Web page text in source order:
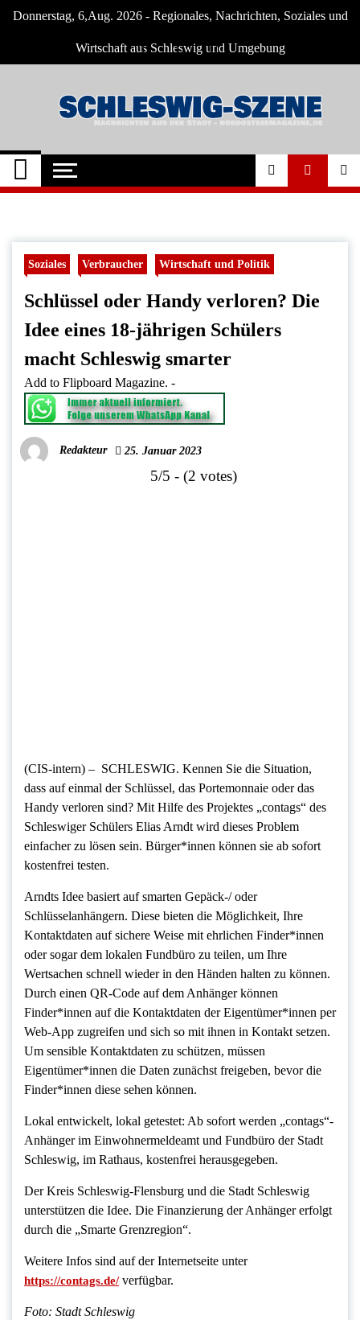
Skip
Donnerstag, 6,Aug. 2026 - Regionales, Nachrichten, Soziales und
Wirtschaft aus Schleswig und Umgebung
Schleswig Szene
Neuigkeiten und Nachrichten aus Schleswig
und Umgebung
Soziales Verbraucher Wirtschaft und Politik
Schlüssel oder Handy verloren? Die
Idee eines 18-jährigen Schülers
macht Schleswig smarter
Add to Flipboard Magazine. -
Redakteur 25. Januar 2023
5/5 - (2 votes)
(CIS-intern) – SCHLESWIG. Kennen Sie die Situation,
dass auf einmal der Schlüssel, das Portemonnaie oder das
Handy verloren sind? Mit Hilfe des Projektes „contags“ des
Schleswiger Schülers Elias Arndt wird dieses Problem
einfacher zu lösen sein. Bürger*innen können sie ab sofort
kostenfrei testen.
Arndts Idee basiert auf smarten Gepäck-/ oder
Schlüsselanhängern. Diese bieten die Möglichkeit, Ihre
Kontaktdaten auf sichere Weise mit ehrlichen Finder*innen
oder sogar dem lokalen Fundbüro zu teilen, um Ihre
Wertsachen schnell wieder in den Händen halten zu können.
Durch einen QR-Code auf dem Anhänger können
Finder*innen auf die Kontaktdaten der Eigentümer*innen per
Web-App zugreifen und sich so mit ihnen in Kontakt setzen.
Um sensible Kontaktdaten zu schützen, müssen
Eigentümer*innen die Daten zunächst freigeben, bevor die
Finder*innen diese sehen können.
Lokal entwickelt, lokal getestet: Ab sofort werden „contags“-
Anhänger im Einwohnermeldeamt und Fundbüro der Stadt
Schleswig, im Rathaus, kostenfrei herausgegeben.
Der Kreis Schleswig-Flensburg und die Stadt Schleswig
unterstützen die Idee. Die Finanzierung der Anhänger erfolgt
durch die „Smarte Grenzregion“.
Weitere Infos sind auf der Internetseite unter
https://contags.de/verfügbar.
Foto: Stadt Schleswig